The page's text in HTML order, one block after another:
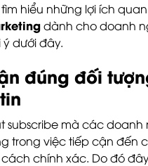
hiểu những lợi ích
dành cho doanh
dưới đây.
đúng đối
subscribe mà các doanh
trong việc tiếp cận đến
chính xác. Do đó